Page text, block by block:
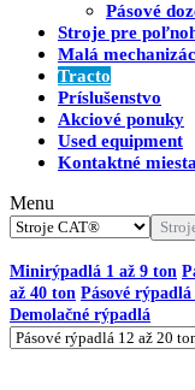
Pásové
Stroje pre
Malá
Tracto
Príslušenstvo
Akciové ponuky
Used equipment
Kontaktné miesta
Menu
Minirýpadlá 1 až 9 ton
až 40 ton Pásové
Demolačné rýpadlá